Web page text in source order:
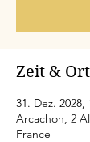
Zeit & Ort
31. Dez. 2028,
Arcachon, 2
France